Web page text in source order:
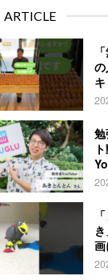
ARTICLE
画